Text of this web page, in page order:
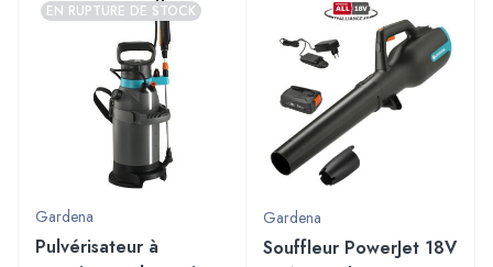
EN RUPTURE DE STOCK
Gardena
Pulvérisateur à
Gardena
Souffleur PowerJet 18V